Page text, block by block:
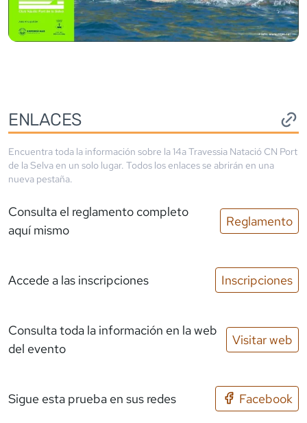
ENLACES
Encuentra toda la información sobre la14a Travessia Natació CN Port
de la Selva en un solo lugar. Todos los enlaces se abrirán en una
nueva pestaña.
Consulta el reglamento completo
aquí mismo
Reglamento
Accede a las inscripciones Inscripciones
Consulta toda la información en la web
del evento
Visitar web
Sigue esta prueba en sus redes Facebook